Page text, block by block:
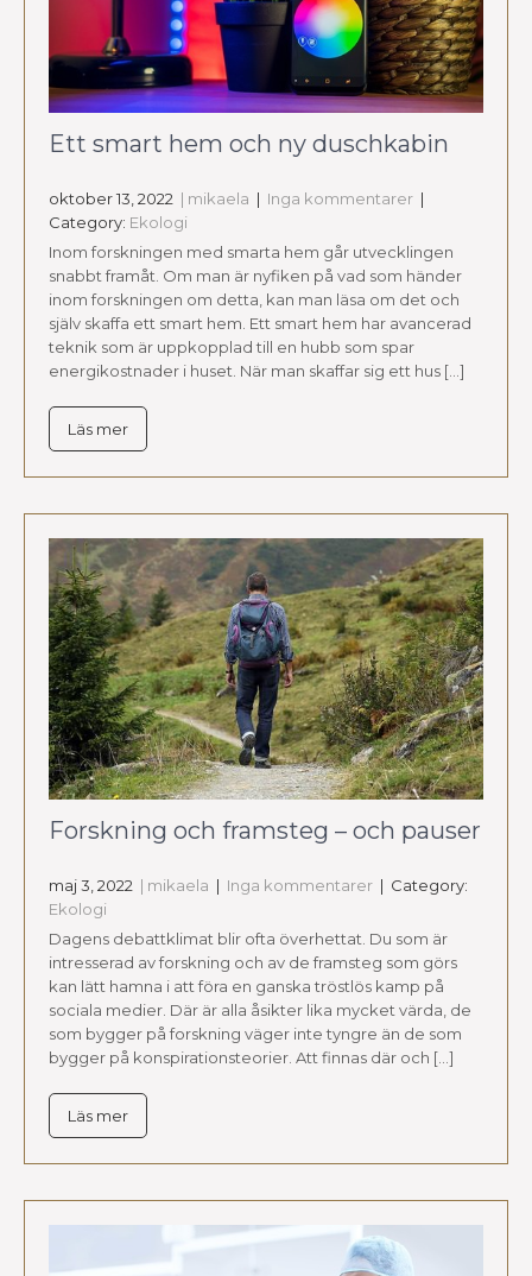
Ett smart hem och ny duschkabin
oktober 13, 2022 | mikaela | Inga kommentarer |
Category: Ekologi
Inom forskningen med smarta hem går utvecklingen
snabbt framåt. Om man är nyfiken på vad som händer
inom forskningen om detta, kan man läsa om det och
själv skaffa ett smart hem. Ett smart hem har avancerad
teknik som är uppkopplad till en hubb som spar
energikostnader i huset. När man skaffar sig ett hus […]
Läs mer
Forskning och framsteg – och pauser
maj 3, 2022 | mikaela | Inga kommentarer | Category:
Ekologi
Dagens debattklimat blir ofta överhettat. Du som är
intresserad av forskning och av de framsteg som görs
kan lätt hamna i att föra en ganska tröstlös kamp på
sociala medier. Där är alla åsikter lika mycket värda, de
som bygger på forskning väger inte tyngre än de som
bygger på konspirationsteorier. Att finnas där och […]
Läs mer